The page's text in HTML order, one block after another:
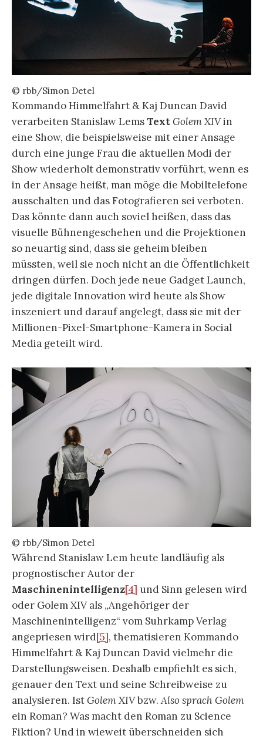
© rbb/Simon Detel
Kommando Himmelfahrt & Kaj Duncan David
verarbeiten Stanislaw LemsTextGolem XIVin
eine Show, die beispielsweise mit einer Ansage
durch eine junge Frau die aktuellen Modi der
Show wiederholt demonstrativ vorführt, wenn es
in der Ansage heißt, man möge die Mobiltelefone
ausschalten und das Fotografieren sei verboten.
Das könnte dann auch soviel heißen, dass das
visuelle Bühnengeschehen und die Projektionen
so neuartig sind, dass sie geheim bleiben
müssten, weil sie noch nicht an die Öffentlichkeit
dringen dürfen. Doch jede neue Gadget Launch,
jede digitale Innovation wird heute als Show
inszeniert und darauf angelegt, dass sie mit der
Millionen-Pixel-Smartphone-Kamera in Social
Media geteilt wird.
© rbb/Simon Detel
Während Stanislaw Lem heute landläufig als
prognostischer Autor der
Maschinenintelligenz[4] und Sinn gelesen wird
oder Golem XIV als „Angehöriger der
Maschinenintelligenz“ vom Suhrkamp Verlag
angepriesen wird[5], thematisieren Kommando
Himmelfahrt & Kaj Duncan David vielmehr die
Darstellungsweisen. Deshalb empfiehlt es sich,
genauer den Text und seine Schreibweise zu
analysieren. IstGolem XIVbzw.Also sprach Golem
ein Roman? Was macht den Roman zu Science
Fiktion? Und in wieweit überschneiden sich